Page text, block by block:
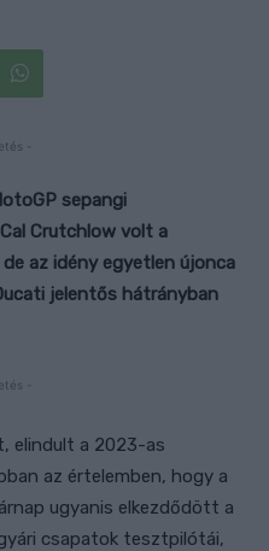
-
sepangi
Crutchlow volt a
az idény egyetlen újonca
jelentős hátrányban
-
elindult a 2023-as
az értelemben, hogy a
ugyanis elkezdődött a
csapatok tesztpilótái,